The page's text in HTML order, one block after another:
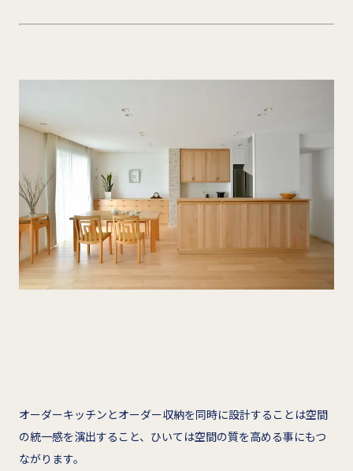
オーダーキッチンとオーダー収納を同時に設計することは空間
の統一感を演出すること、ひいては空間の質を高める事にもつ
ながります。